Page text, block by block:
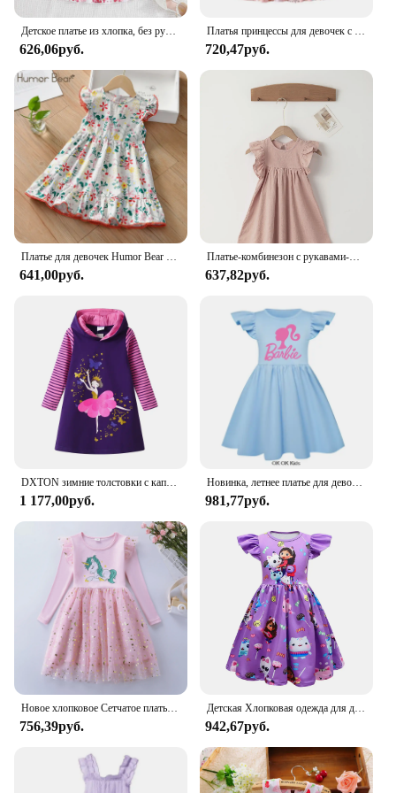
Детское платье из хлопка, без рукавов, с оборками
626,06руб.
Платья принцессы для девочек с изображением сказочных принцесс, 2-7 дюймов, хлопковая детская одежда с длинным рукавом, модные детские платья
720,47руб.
Платье для девочек Humor Bear летние детские летние платья принцессы Детская одежда Хлопковое платье
641,00руб.
Платье-комбинезон с рукавами-фонариками и завязками на спине
637,82руб.
1 177,00руб.
Новинка, летнее платье для девочек с изображением Барби из фильма, детское платье-майка принцессы, платья для девочек, детская одежда с летящим рукавом + сумка
981,77руб.
756,39руб.
Детская Хлопковая одежда для девочек, платье для кукольного домика Gabbys с шляпой и сумкой, кружевные платья принцессы, для маленьких девочек, для дня рождения, женская одежда
942,67руб.